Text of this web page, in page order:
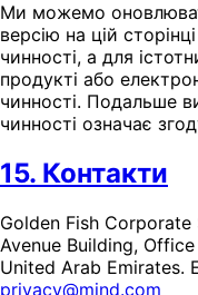
Ми можемо
версію на цій
чинності, а для
продукті або
чинності. Подальше
чинності означає
15. Контакти
Golden Fish
Avenue Building,
United Arab Emirates.
privacy@mind.com